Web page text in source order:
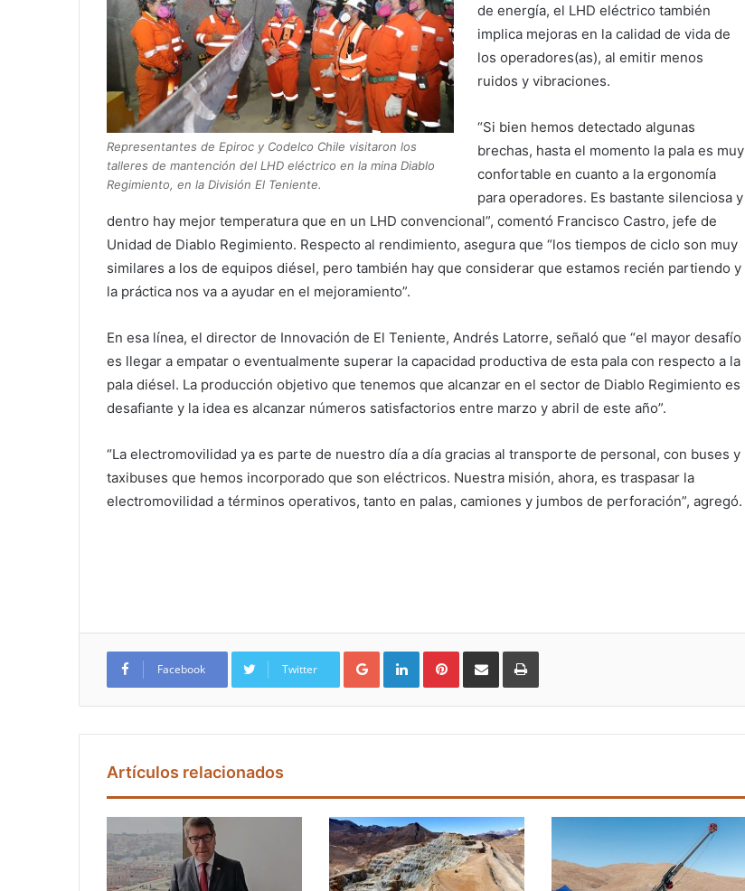
Representantes de Epiroc y Codelco Chile visitaron los
talleres de mantención del LHD eléctrico en la mina Diablo
Regimiento, en la División El Teniente.
de energía, el LHD eléctrico también
implica mejoras en la calidad de vida de
los operadores(as), al emitir menos
ruidos y vibraciones.
“Si bien hemos detectado algunas
brechas, hasta el momento la pala es muy
confortable en cuanto a la ergonomía
para operadores. Es bastante silenciosa y
dentro hay mejor temperatura que en un LHD convencional”, comentó Francisco Castro, jefe de
Unidad de Diablo Regimiento. Respecto al rendimiento, asegura que “los tiempos de ciclo son muy
similares a los de equipos diésel, pero también hay que considerar que estamos recién partiendo y
la práctica nos va a ayudar en el mejoramiento”.
En esa línea, el director de Innovación de El Teniente, Andrés Latorre, señaló que “el mayor desafío
es llegar a empatar o eventualmente superar la capacidad productiva de esta pala con respecto a la
pala diésel. La producción objetivo que tenemos que alcanzar en el sector de Diablo Regimiento es
desafiante y la idea es alcanzar números satisfactorios entre marzo y abril de este año”.
“La electromovilidad ya es parte de nuestro día a día gracias al transporte de personal, con buses y
taxibuses que hemos incorporado que son eléctricos. Nuestra misión, ahora, es traspasar la
electromovilidad a términos operativos, tanto en palas, camiones y jumbos de perforación”, agregó.
Facebook Twitter
Google+ LinkedIn Pinterest
Artículos relacionados